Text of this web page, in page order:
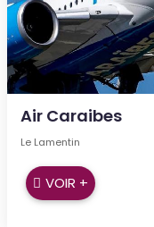
Air Caraibes
Le Lamentin
VOIR +